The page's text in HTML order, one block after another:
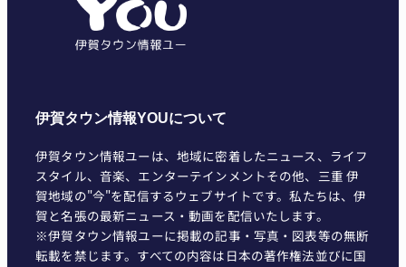
伊賀タウン情報YOUについて
伊賀タウン情報ユーは、地域に密着したニュース、ライフ
スタイル、音楽、エンターテインメントその他、三重 伊
賀地域の"今"を配信するウェブサイトです。私たちは、伊
賀と名張の最新ニュース・動画を配信いたします。
※伊賀タウン情報ユーに掲載の記事・写真・図表等の無断
転載を禁じます。すべての内容は日本の著作権法並びに国